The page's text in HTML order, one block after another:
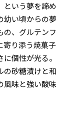
という夢を諦め
幼い頃からの夢
の、グルテンフ
寄り添う焼菓子
個性が光る。
の砂糖漬けと和
風味と強い酸味